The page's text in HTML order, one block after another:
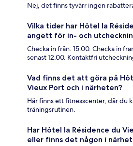
Nej, det finns tyvärr ingen
Vilka tider har Hôtel la
angett för in- och
Checka in från: 15.00. Checka in
senast 12.00. Kontaktfri
Vad finns det att göra på
Vieux Port och i närheten?
Här finns ett fitnesscenter, där du
träningsrutinen.
Har Hôtel la Résidence du
eller finns det någon i